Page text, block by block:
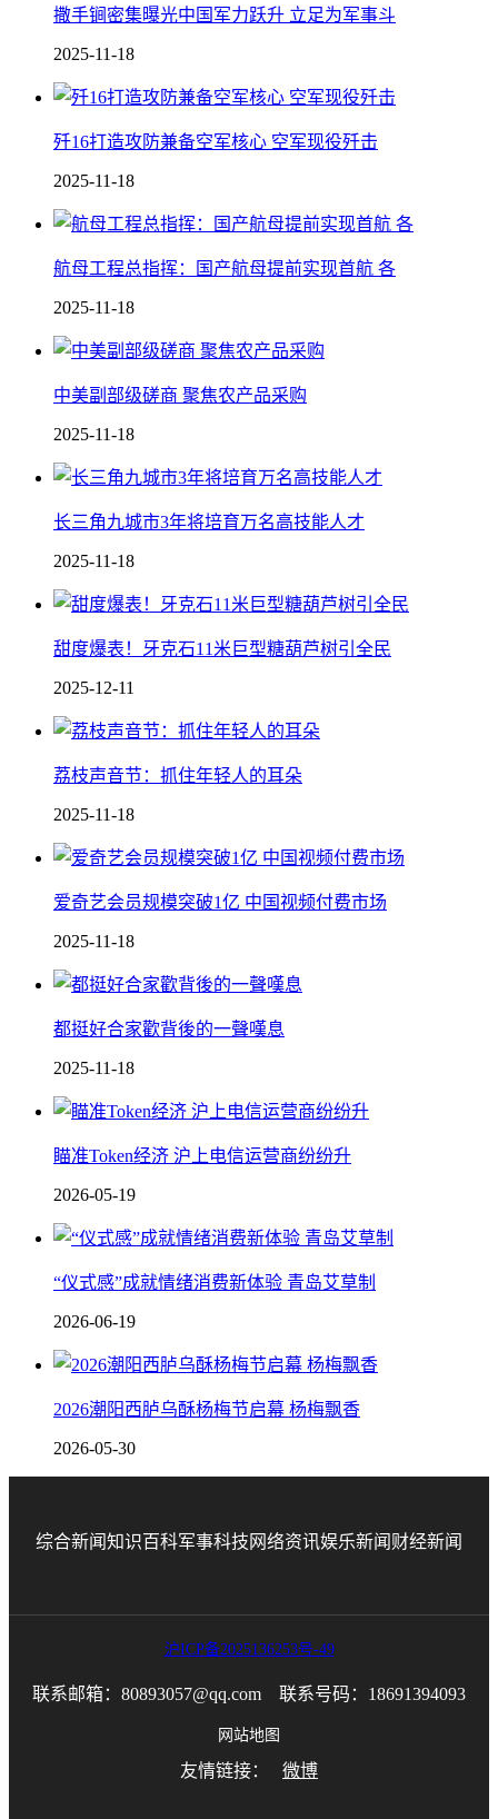
撒手锏密集曝光中国军力跃升 立足为军事斗
2025-11-18
歼16打造攻防兼备空军核心 空军现役歼击
2025-11-18
航母工程总指挥：国产航母提前实现首航 各
2025-11-18
中美副部级磋商 聚焦农产品采购
2025-11-18
长三角九城市3年将培育万名高技能人才
2025-11-18
甜度爆表！牙克石11米巨型糖葫芦树引全民
2025-12-11
荔枝声音节：抓住年轻人的耳朵
2025-11-18
爱奇艺会员规模突破1亿 中国视频付费市场
2025-11-18
都挺好合家歡背後的一聲嘆息
2025-11-18
瞄准Token经济 沪上电信运营商纷纷升
2026-05-19
“仪式感”成就情绪消费新体验 青岛艾草制
2026-06-19
2026潮阳西胪乌酥杨梅节启幕 杨梅飘香
2026-05-30
综合新闻知识百科军事科技 网络资讯娱乐新闻 财经新闻
沪ICP备2025136253号-49
联系邮箱：80893057@qq.com 联系号码：18691394093
网站地图
友情链接： 微博